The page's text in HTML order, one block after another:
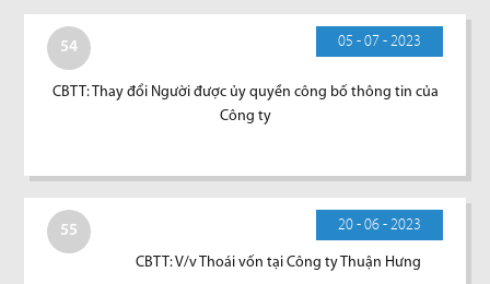
54 05 - 07 - 2023
CBTT: Thay đổi Người được ủy quyền công bố thông tin của
Công ty
55 20 - 06 - 2023
CBTT: V/v Thoái vốn tại Công ty Thuận Hưng